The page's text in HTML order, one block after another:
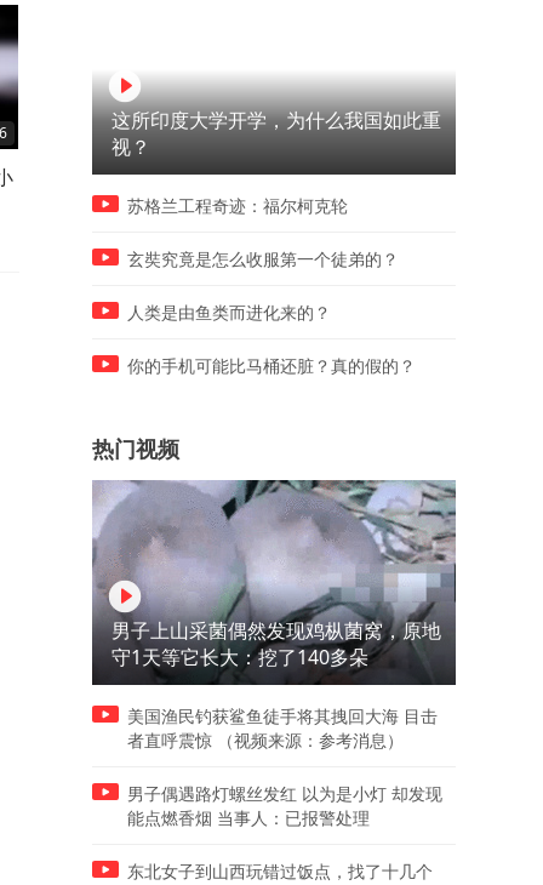
14:29
农民工帮富婆打麻将不料打的
太大都是拿钱不当钱的人
隐藏学霸扮猪吃老虎考88分
为图个吉利
这所印度大学开学，为什么我国如此重
视？
苏格兰工程奇迹：福尔柯克轮
玄奘究竟是怎么收服第一个徒弟的？
人类是由鱼类而进化来的？
你的手机可能比马桶还脏？真的假的？
热门视频
男子上山采菌偶然发现鸡枞菌窝，原地
守1天等它长大：挖了140多朵
美国渔民钓获鲨鱼徒手将其拽回大海 目击
者直呼震惊 （视频来源：参考消息）
男子偶遇路灯螺丝发红 以为是小灯 却发现
能点燃香烟 当事人：已报警处理
东北女子到山西玩错过饭点，找了十几个